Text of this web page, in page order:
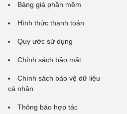
Bảng giá phần mềm
Hình thức thanh toán
Quy ước sử dụng
Chính sách bảo mật
Chính sách bảo vệ dữ liệu
cá nhân
Thông báo hợp tác